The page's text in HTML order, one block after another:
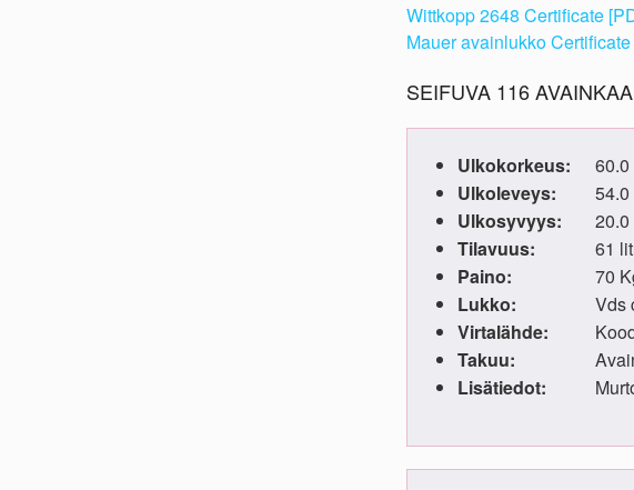
Wittkopp 2648 Certificate
Mauer avainlukko
SEIFUVA 116
Ulkokorkeus:
60.0
Ulkoleveys:
54.0
Ulkosyvyys:
20.0
Tilavuus:
61
Paino:
70
Lukko:
Vds
Virtalähde:
Takuu:
Lisätiedot: